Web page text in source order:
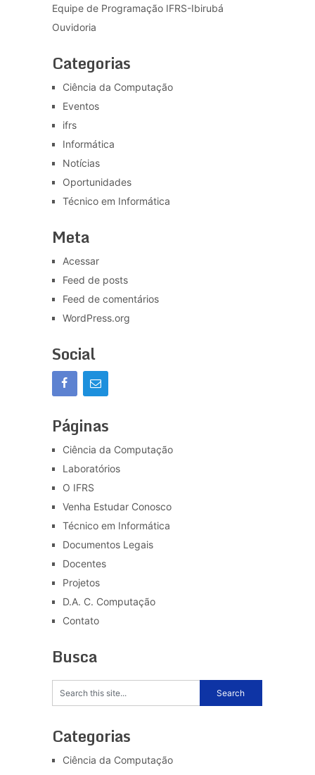
Equipe de Programação IFRS-Ibirubá
Ouvidoria
Categorias
Ciência da Computação
Eventos
ifrs
Informática
Notícias
Oportunidades
Técnico em Informática
Meta
Acessar
Feed de posts
Feed de comentários
WordPress.org
Social
Páginas
Ciência da Computação
Laboratórios
O IFRS
Venha Estudar Conosco
Técnico em Informática
Documentos Legais
Docentes
Projetos
D.A. C. Computação
Contato
Busca
Categorias
Ciência da Computação